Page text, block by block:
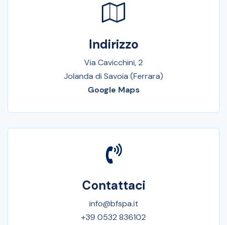
Indirizzo
Via Cavicchini, 2
Jolanda di Savoia (Ferrara)
Google Maps
Contattaci
info@bfspa.it
+39 0532 836102